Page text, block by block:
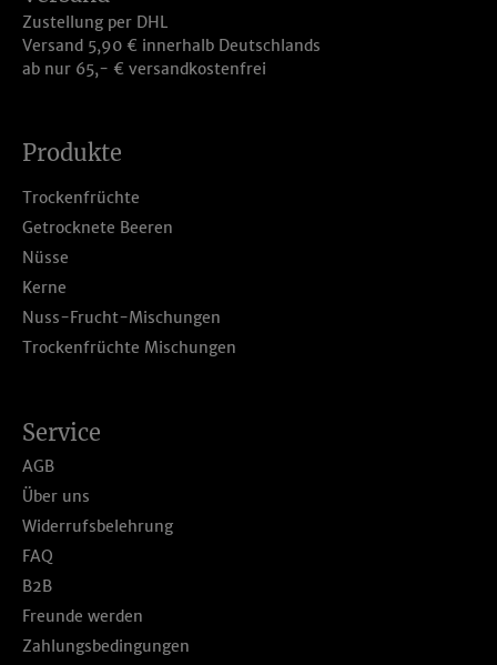
Service
AGB
Über uns
Widerrufsbelehrung
FAQ
B2B
Freunde werden
Zahlungsbedingungen
Zustellung per DHL
Versand 5,90 € innerhalb Deutschlands
ab nur 65,- € versandkostenfrei
Produkte
Trockenfrüchte
Getrocknete Beeren
Nüsse
Kerne
Nuss-Frucht-Mischungen
Trockenfrüchte Mischungen